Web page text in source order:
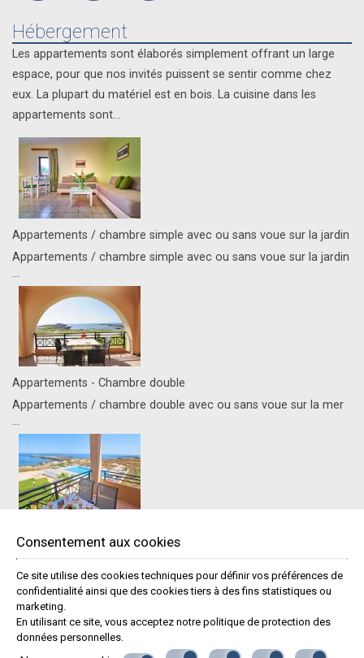
Hébergement
Les appartements sont élaborés simplement offrant un large
espace, pour que nos invités puissent se sentir comme chez
eux. La plupart du matériel est en bois. La cuisine dans les
appartements sont...
Appartements / chambre simple avec ou sans voue sur la jardin
Appartements / chambre simple avec ou sans voue sur la jardin
...
Appartements - Chambre double
Appartements / chambre double avec ou sans voue sur la mer
...
...
Recognition of Excellence
Consentement aux cookies
Ce site utilise des cookies techniques pour définir vos préférences de
confidentialité ainsi que des cookies tiers à des fins statistiques ou
marketing.
En utilisant ce site, vous acceptez notre politique de protection des
données personnelles